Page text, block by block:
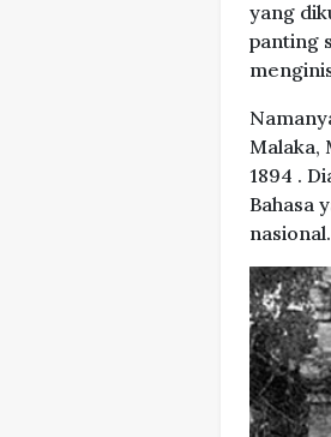
yang
panting
Malaka,
1894 .
Bahasa
nasional.